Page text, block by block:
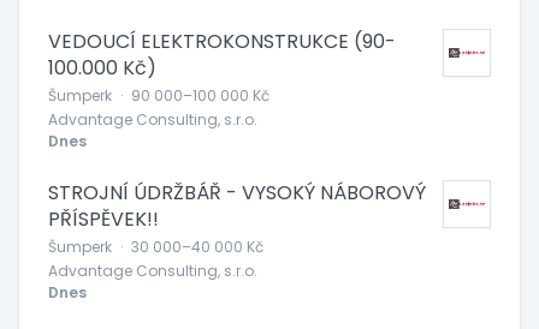
VEDOUCÍ ELEKTROKONSTRUKCE (90-
100.000 Kč)
Šumperk · 90 000–100 000 Kč
Advantage Consulting, s.r.o.
Dnes
STROJNÍ ÚDRŽBÁŘ - VYSOKÝ NÁBOROVÝ
PŘÍSPĚVEK!!
Šumperk · 30 000–40 000 Kč
Advantage Consulting, s.r.o.
Dnes